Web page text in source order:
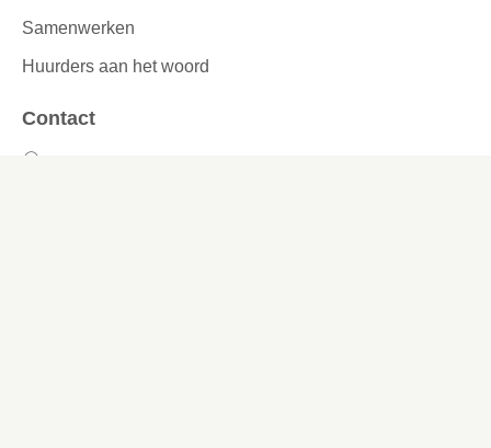
Samenwerken
Huurders aan het woord
Contact